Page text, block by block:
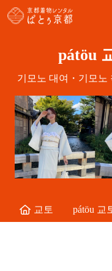
Skip
pátöu
기모노 대여・기모노
교토 pátöu 교